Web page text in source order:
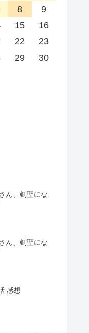
8
9
15
16
22
23
29
30
ん、剣聖にな
ん、剣聖にな
感想